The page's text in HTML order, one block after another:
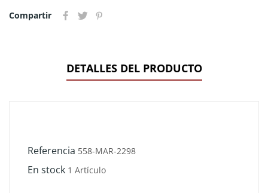
Compartir
DETALLES DEL PRODUCTO
Referencia 558-MAR-2298
En stock 1 Artículo